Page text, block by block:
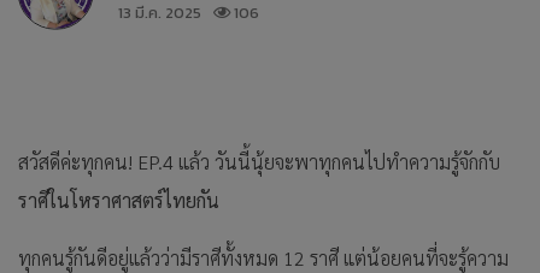
13 มี.ค. 2025
106
สวัสดีค่ะทุกคน! EP.4 แล้ว วันนี้นุ้ยจะพาทุกคนไปทำความรู้จักกับ
ราศีในโหราศาสตร์ไทยกัน
ทุกคนรู้กันดีอยู่แล้วว่ามีราศีทั้งหมด 12 ราศี แต่น้อยคนที่จะรู้ความ